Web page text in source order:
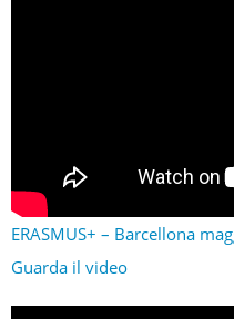
ERASMUS+ – Barcellona
Guarda il video